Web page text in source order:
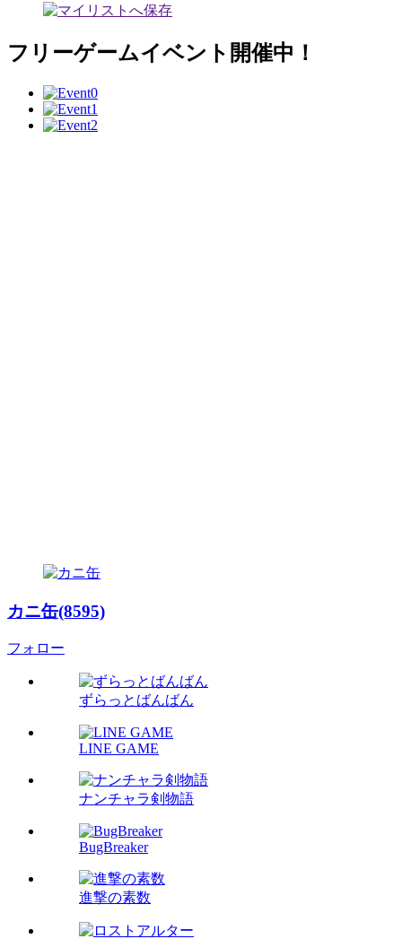
フリーゲームイベント開催中！
カニ缶(8595)
フォロー
ずらっとばんばん
LINE GAME
ナンチャラ剣物語
BugBreaker
進撃の素数